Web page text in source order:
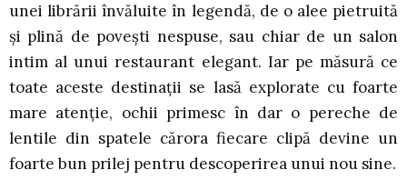
unei librării învăluite în legendă, de o alee pietruită
şi plină de poveşti nespuse, sau chiar de un salon
intim al unui restaurant elegant. Iar pe măsură ce
toate aceste destinaţii se lasă explorate cu foarte
mare atenţie, ochii primesc în dar o pereche de
lentile din spatele cărora fiecare clipă devine un
foarte bun prilej pentru descoperirea unui nou sine.